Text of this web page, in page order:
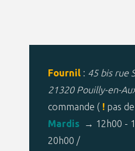
Fournil : 45 bis rue
21320 Pouilly-en-
commande ( ! pas
Mardis → 12h00 -
20h00 /